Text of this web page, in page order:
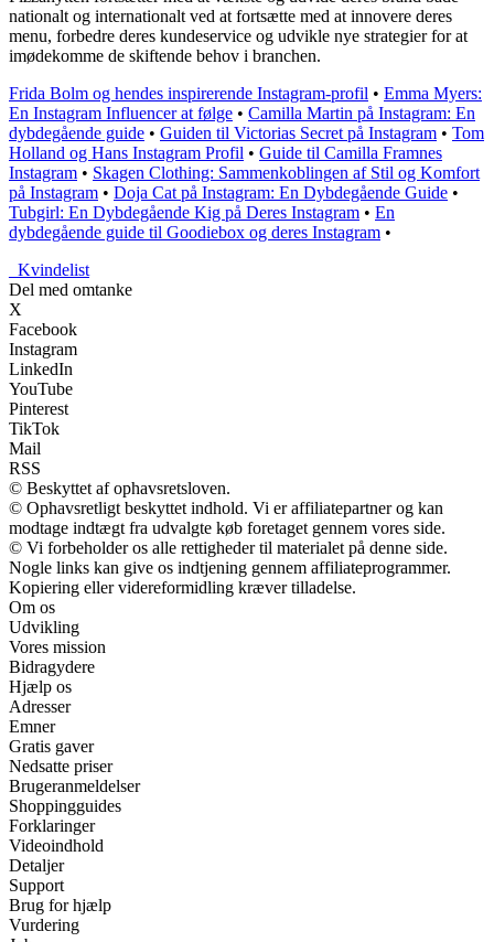
nationalt og internationalt ved at fortsætte med at innovere deres
menu, forbedre deres kundeservice og udvikle nye strategier for at
imødekomme de skiftende behov i branchen.
Frida Bolm og hendes inspirerende Instagram-profil • Emma Myers:
En Instagram Influencer at følge • Camilla Martin på Instagram: En
dybdegående guide • Guiden til Victorias Secret på Instagram • Tom
Holland og Hans Instagram Profil • Guide til Camilla Framnes
Instagram • Skagen Clothing: Sammenkoblingen af Stil og Komfort
på Instagram • Doja Cat på Instagram: En Dybdegående Guide •
Tubgirl: En Dybdegående Kig på Deres Instagram • En
dybdegående guide til Goodiebox og deres Instagram •
Kvindelist
Del med omtanke
X
Facebook
Instagram
LinkedIn
YouTube
Pinterest
TikTok
Mail
RSS
© Beskyttet af ophavsretsloven.
© Ophavsretligt beskyttet indhold. Vi er affiliatepartner og kan
modtage indtægt fra udvalgte køb foretaget gennem vores side.
© Vi forbeholder os alle rettigheder til materialet på denne side.
Nogle links kan give os indtjening gennem affiliateprogrammer.
Kopiering eller videreformidling kræver tilladelse.
Om os
Udvikling
Vores mission
Bidragydere
Hjælp os
Adresser
Emner
Gratis gaver
Nedsatte priser
Brugeranmeldelser
Shoppingguides
Forklaringer
Videoindhold
Detaljer
Support
Brug for hjælp
Vurdering